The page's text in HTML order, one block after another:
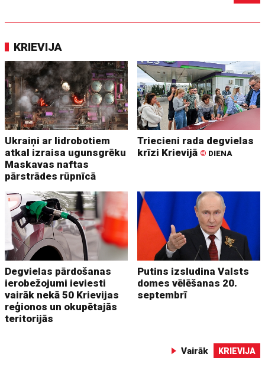
KRIEVIJA
Ukraiņi ar lidrobotiem
atkal izraisa ugunsgrēku
Maskavas naftas
pārstrādes rūpnīcā
Triecieni rada degvielas
krīzi Krievijā © DIENA
Degvielas pārdošanas
ierobežojumi ieviesti
vairāk nekā 50 Krievijas
reģionos un okupētajās
teritorijās
Putins izsludina Valsts
domes vēlēšanas 20.
septembrī
Vairāk KRIEVIJA